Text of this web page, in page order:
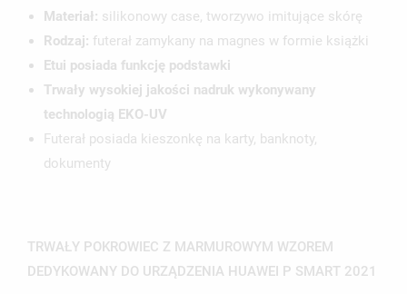
Materiał: silikonowy case, tworzywo imitujące skórę
Rodzaj: futerał zamykany na magnes w formie książki
Etui posiada funkcję podstawki
Trwały wysokiej jakości nadruk wykonywany
technologią EKO-UV
Futerał posiada kieszonkę na karty, banknoty,
dokumenty
TRWAŁY POKROWIEC Z MARMUROWYM WZOREM
DEDYKOWANY DO URZĄDZENIA HUAWEI P SMART 2021
MOJE LISTY ŻYCZEŃ
add_circle_outline
ANULUJ UTWÓRZ LISTĘ ŻYCZEŃ
SWOJEJ LIŚCIE ŻYCZEŃ.
ANULUJ ZALOGUJ SIĘ